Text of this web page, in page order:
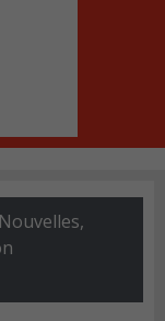
Nouvelles,